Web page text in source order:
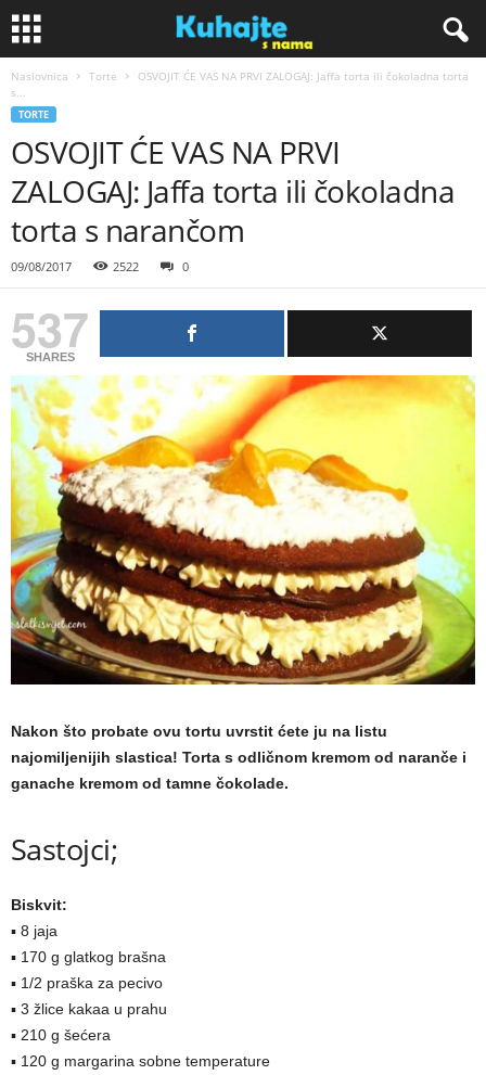
Naslovnica Torte
OSVOJIT ĆE VAS NA PRVI ZALOGAJ: Jaffa torta ili čokoladna torta
s...
TORTE
OSVOJIT ĆE VAS NA PRVI
ZALOGAJ: Jaffa torta ili čokoladna
torta s narančom
09/08/2017 2522 0
537
SHARES
Nakon što probate ovu tortu uvrstit ćete ju na listu
najomiljenijih slastica! Torta s odličnom kremom od naranče i
ganache kremom od tamne čokolade.
Sastojci;
Biskvit:
▪ 8 jaja
▪ 170 g glatkog brašna
▪ 1/2 praška za pecivo
▪ 3 žlice kakaa u prahu
▪ 210 g šećera
▪ 120 g margarina sobne temperature